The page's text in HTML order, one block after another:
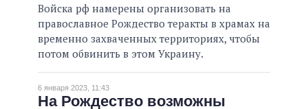
Войска рф намерены организовать на
православное Рождество теракты в храмах на
временно захваченных территориях, чтобы
потом обвинить в этом Украину.
6 января 2023, 11:43
На Рождество возможны